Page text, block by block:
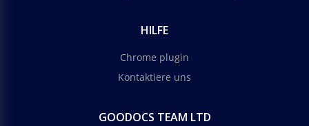
HILFE
Chrome plugin
Kontaktiere uns
GOODOCS TEAM LTD